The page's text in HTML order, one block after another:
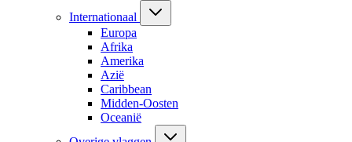
Internationaal
Europa
Afrika
Amerika
Azië
Caribbean
Midden-Oosten
Oceanië